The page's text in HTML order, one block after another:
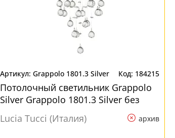
Grappolo 1801.3 Silver 184215
Потолочный светильник Grappolo
Silver Grappolo 1801.3 Silver без
плафона
Lucia Tucci (Италия) архив